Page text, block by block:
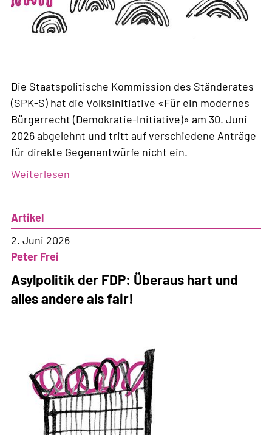
Die Staatspolitische Kommission des Ständerates
(SPK-S) hat die Volksinitiative «Für ein modernes
Bürgerrecht (Demokratie-Initiative)» am 30. Juni
2026 abgelehnt und tritt auf verschiedene Anträge
für direkte Gegenentwürfe nicht ein.
Weiterlesen
die
Demokratie
zu
Artikel
2. Juni 2026
Peter Frei
Asylpolitik der FDP: Überaus hart und
alles andere als fair!